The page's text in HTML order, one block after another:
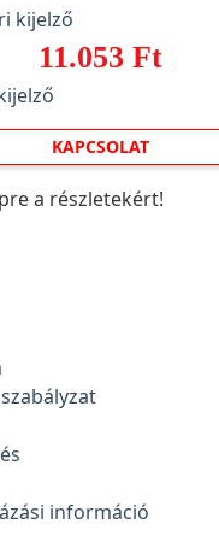
11.053 Ft
KAPCSOLAT
a részletekért!
információ